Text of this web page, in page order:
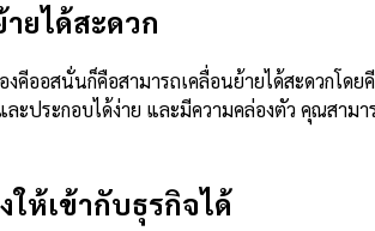
ยได้สะดวก
คีออสนั่นก็คือสามารถเคลื่อนย้ายได้สะดวกโดย
ะประกอบได้ง่าย และมีความคล่องตัว คุณสาม
ห้เข้ากับธุรกิจได้